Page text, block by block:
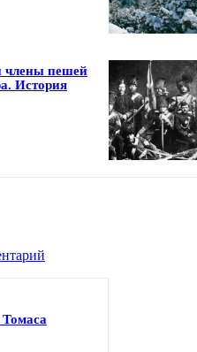
члены пешей
История